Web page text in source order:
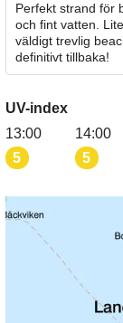
Perfekt strand för
och fint vatten.
väldigt trevlig
definitivt tillbaka!
UV-index
13:00
5
14:00
5